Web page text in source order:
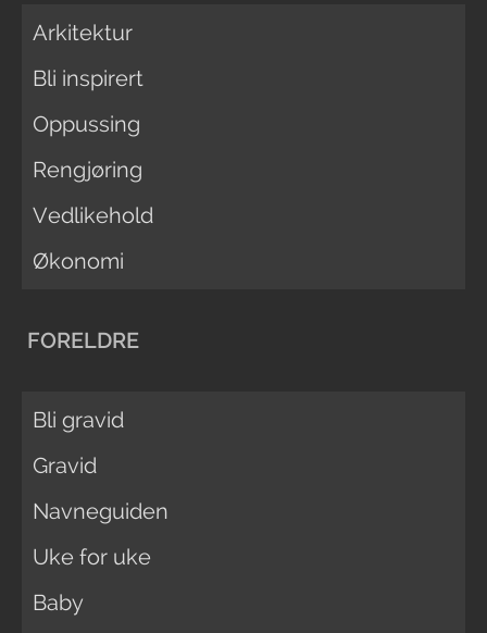
Arkitektur
Bli inspirert
Oppussing
Rengjøring
Vedlikehold
Økonomi
FORELDRE
Bli gravid
Gravid
Navneguiden
Uke for uke
Baby